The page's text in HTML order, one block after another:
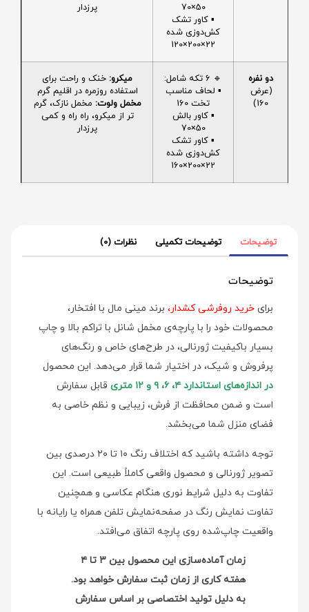
50×70
▪️ کاور تشک
کش‌دوزی شده
22×200×120
پرزدار
دو نفره
(عرض
160)
🔹 6 تکه شامل:
▪️ لحاف مناسب
تخت 160
▪️ کاور بالش
50×70
▪️ کاور تشک
کش‌دوزی شده
22×200×160
میکرو: خنک و راحت برای
استفاده روزمره در اقلیم گرم
مخمل ولوت: مخمل نازک، گرم
تر از میکرو، راه راه و کمی
پرزدار
توضیحات توضیحات تکمیلی نظرات (0)
توضیحات
برای خرید روفرشی کشدار، برند مینی‌ مال با افتخار،
محصولات خود را با پارچه‌ی مخمل شانل با تراکم بالا و چاپ
بسیار باکیفیت ژورنالی، در طرح‌های خاص و رنگ‌های
پرفروش و شیک، در اختیار شما قرار می‌دهد. این محصول
در اندازه‌های استاندارد ۴، ۶، ۹ و ۱۲ متری
قابل سفارش
است و ضمن محافظت از فرش، زیبایی و نظم خاصی به
فضای منزل شما می‌بخشد.
توجه داشته باشید که اختلاف رنگ ۱۰ تا ۲۰ درصدی بین
تصویر ژورنالی و محصول واقعی کاملاً طبیعی است. این
تفاوت به دلیل شرایط نوری هنگام عکاسی و همچنین
تفاوت نمایش رنگ در صفحه‌نمایش‌ تلفن همراه یا رایانه با
واقعیت چاپ‌شده روی پارچه اتفاق می‌افتد.
زمان آماده‌سازی این محصول بین ۳ تا ۴
هفته کاری از زمان ثبت سفارش خواهد بود.
به دلیل تولید اختصاصی بر اساس سفارش